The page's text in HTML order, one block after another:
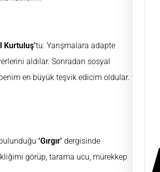
Kurtuluş’tu. Yarışmalara adapte
aldılar. Sonradan sosyal
en büyük teşvik edicim oldular.
‘Gırgır’ dergisinde
görüp, tarama ucu, mürekkep